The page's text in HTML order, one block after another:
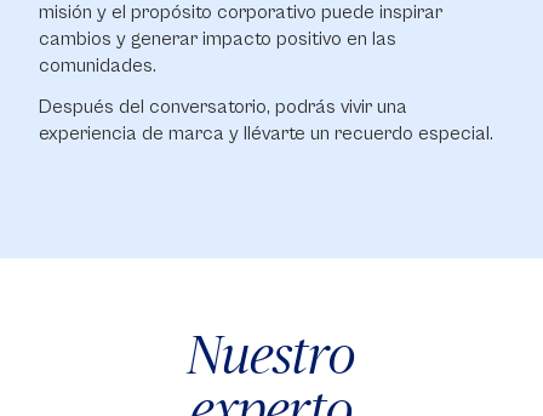
misión y el propósito corporativo puede inspirar
cambios y generar impacto positivo en las
comunidades.
Después del conversatorio, podrás vivir una
experiencia de marca y llévarte un recuerdo especial.
Nuestro